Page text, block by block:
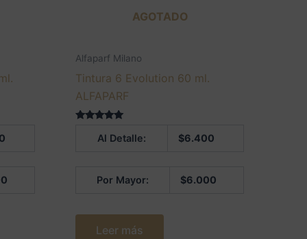
AGOTADO
Alfaparf Milano
Tintura 6 Evolution 60 ml.
ALFAPARF
Al Detalle: $6.400
Por Mayor: $6.000
Leer más